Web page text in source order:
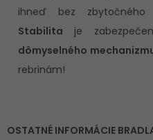
ihneď bez zbytočného
Stabilita je
dômyselného
rebrinám!
OSTATNÉ INFORMÁCIE